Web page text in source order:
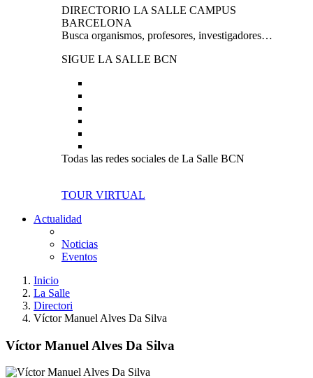
DIRECTORIO LA SALLE CAMPUS
BARCELONA
Busca organismos, profesores, investigadores…
SIGUE LA SALLE BCN
Todas las redes sociales de La Salle BCN
TOUR VIRTUAL
Actualidad
Noticias
Eventos
Inicio
La Salle
Directori
Víctor Manuel Alves Da Silva
Víctor Manuel Alves Da Silva